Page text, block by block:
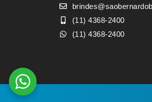
(11) 4368-2400
(11) 4368-2400